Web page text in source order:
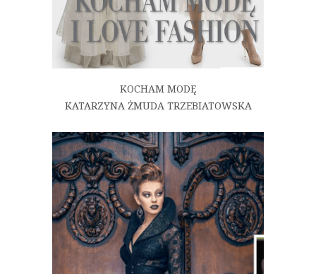
KOCHAM MODĘ
KATARZYNA ŻMUDA TRZEBIATOWSKA